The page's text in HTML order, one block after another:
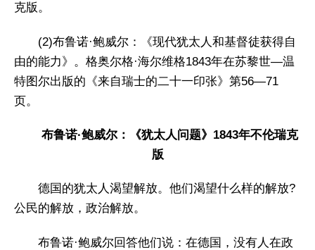
克版。
(2)布鲁诺·鲍威尔：《现代犹太人和基督徒获得自
由的能力》。格奥尔格·海尔维格1843年在苏黎世—温
特图尔出版的《来自瑞士的二十一印张》第56—71
页。
布鲁诺·鲍威尔：《犹太人问题》1843年不伦瑞克
版
德国的犹太人渴望解放。他们渴望什么样的解放?
公民的解放，政治解放。
布鲁诺·鲍威尔回答他们说：在德国，没有人在政